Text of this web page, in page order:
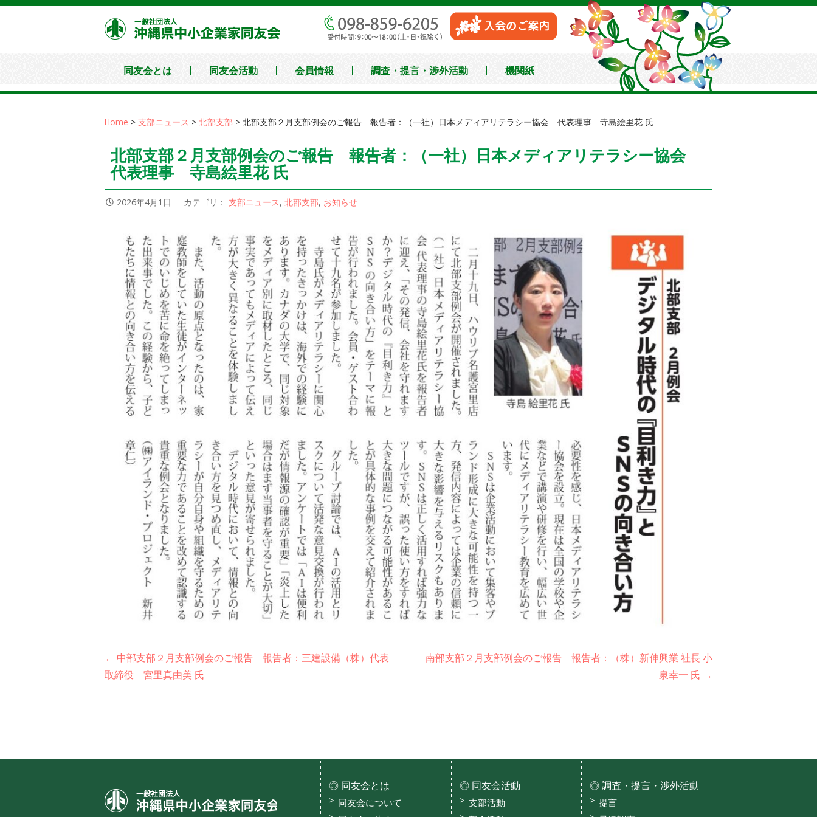
コ
へ
沖縄県中小企業家同友会
同友会とは 同友会活動 会員情報 調査・提言・渉外活動 機関紙
Home > 支部ニュース > 北部支部 > 北部支部２月支部例会のご報告 報告者：（一社）日本メディアリテラシー協会 代表理事 寺島絵里花 氏
北部支部２月支部例会のご報告 報告者：（一社）日本メディアリテラシー協会
代表理事 寺島絵里花 氏
2026年4月1日 カテゴリ： 支部ニュース, 北部支部, お知らせ
投
稿
ー
← 中部支部２月支部例会のご報告 報告者：三建設備（株）代表
取締役 宮里真由美 氏
南部支部２月支部例会のご報告 報告者：（株）新伸興業 社長 小
泉幸一 氏 →
沖縄県中小企業家同友会
同友会とは
同友会について
同友会活動
支部活動
調査・提言・渉外活動
提言